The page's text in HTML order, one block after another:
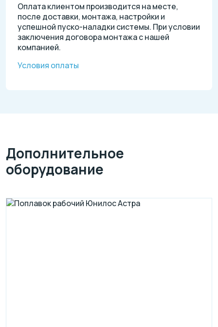
Оплата клиентом производится на месте,
после доставки, монтажа, настройки и
успешной пуско-наладки системы. При условии
заключения договора монтажа с нашей
компанией.
Условия оплаты
Дополнительное
оборудование